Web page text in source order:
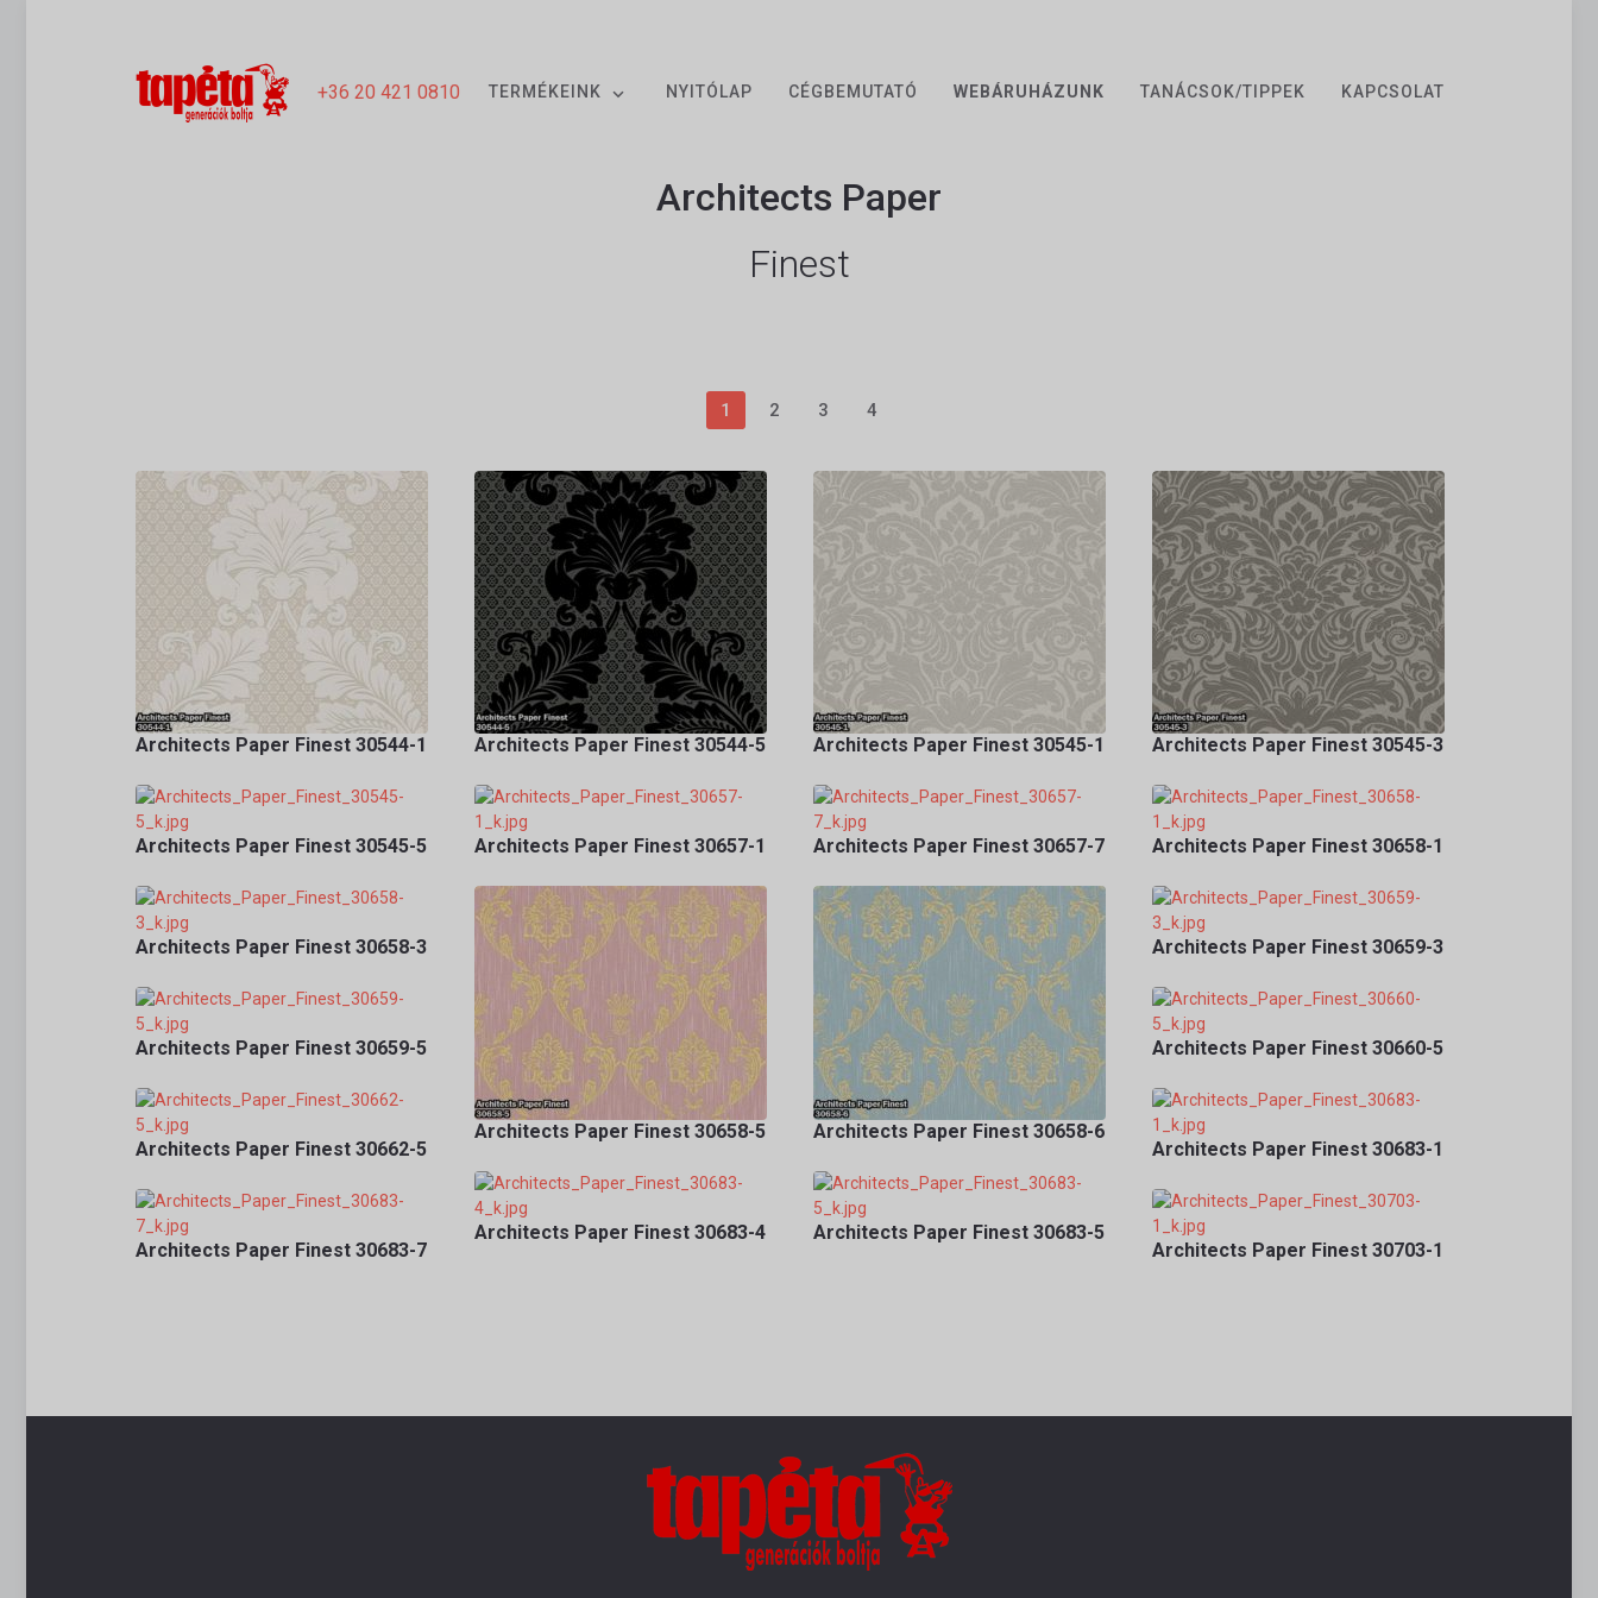
+36 20 421 0810 TERMÉKEINK NYITÓLAP CÉGBEMUTATÓ WEBÁRUHÁZUNK TANÁCSOK/TIPPEK KAPCSOLAT
Architects Paper
Finest
1 2 3 4
Architects Paper Finest 30544-1 Architects Paper Finest 30544-5 Architects Paper Finest 30545-1 Architects Paper Finest 30545-3
Architects Paper Finest 30545-5 Architects Paper Finest 30657-1 Architects Paper Finest 30657-7 Architects Paper Finest 30658-1
Architects Paper Finest 30658-3
Architects Paper Finest 30658-5 Architects Paper Finest 30658-6
Architects Paper Finest 30659-3
Architects Paper Finest 30659-5 Architects Paper Finest 30660-5
Architects Paper Finest 30662-5 Architects Paper Finest 30683-1
Architects Paper Finest 30683-4 Architects Paper Finest 30683-5
Architects Paper Finest 30683-7 Architects Paper Finest 30703-1